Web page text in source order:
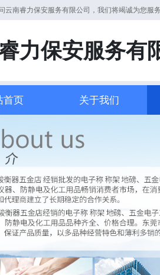
云南睿力保安服务有限公司，我们将竭诚为您服
力保安服务有
首页 关于我们